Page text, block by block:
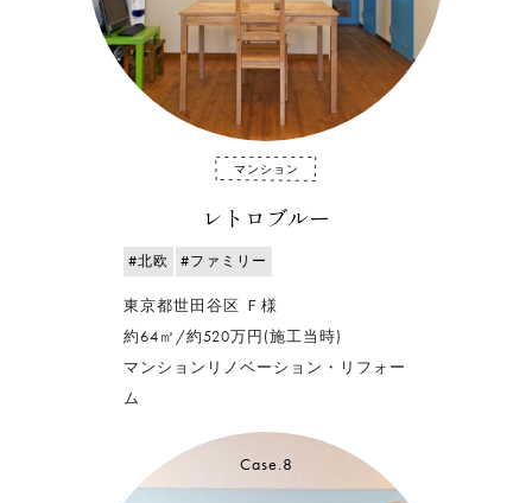
マンション
レトロブルー
#北欧 #ファミリー
東京都世田谷区 Ｆ様
約64㎡/約520万円(施工当時)
マンションリノベーション・リフォー
ム
Case.8